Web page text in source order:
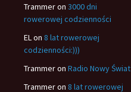
Trammeron 3000 dni
rowerowej codzienności
ELon 8 lat rowerowej
codzienności:)))
Trammeron Radio Nowy Świat
Trammeron 8 lat rowerowej